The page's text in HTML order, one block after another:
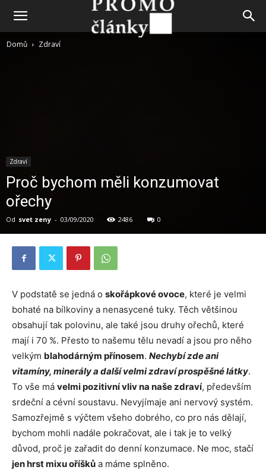
Domů Zdraví
Zdraví
Proč bychom měli konzumovat
ořechy
Od svet zeny - 03/09/2020 2486 0
V podstatě se jedná o skořápkové ovoce, které je velmi
bohaté na bílkoviny a nenasycené tuky. Těch většinou
obsahují tak polovinu, ale také jsou druhy ořechů, které
mají i 70 %. Přesto to našemu tělu nevadí a jsou pro něho
velkým blahodárným přínosem. Nechybí zde ani
vitamíny, minerály a další velmi zdraví prospěšné látky.
To vše má velmi pozitivní vliv na naše zdraví, především
srdeční a cévní soustavu. Nevyjímaje ani nervový systém.
Samozřejmě s výčtem všeho dobrého, co pro nás dělají,
bychom mohli nadále pokračovat, ale i tak je to velký
důvod, proč je zařadit do denní konzumace. Ne moc, stačí
jen hrst mixu oříšků a máme splněno.